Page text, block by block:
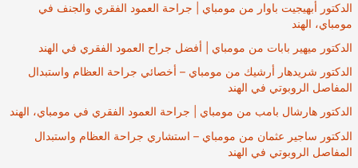
الدكتور أبهيجيت باوار من مومباي | جراحة العمود الفقري والجنف في
مومباي، الهند
الدكتور ميهير بابات من مومباي | أفضل جراح العمود الفقري في الهند
الدكتور شريدهار أرشيك من مومباي – أخصائي جراحة العظام واستبدال
المفاصل الروبوتي في الهند
الدكتور هارشال بامب من مومباي | جراحة العمود الفقري في مومباي، الهند
الدكتور ساجير عثمان من مومباي – استشاري جراحة العظام واستبدال
المفاصل الروبوتي في الهند